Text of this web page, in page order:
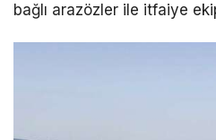
bağlı arazözler ile itfaiye